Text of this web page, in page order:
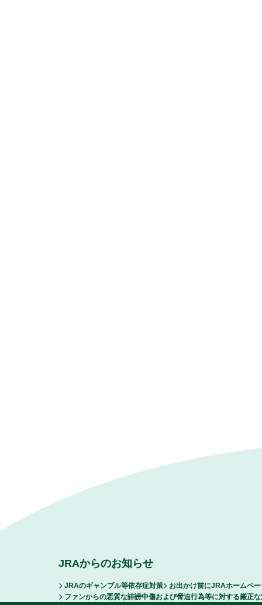
JRAからのお知らせ
JRAのギャンブル等依存症対策
お出かけ前にJRAホームペ
ファンからの悪質な誹謗中傷および脅迫行為等に対する厳正